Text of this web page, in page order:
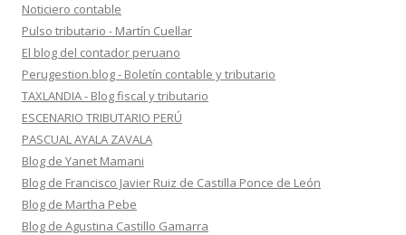
Noticiero contable
Pulso tributario - Martín Cuellar
El blog del contador peruano
Perugestion.blog - Boletín contable y tributario
TAXLANDIA - Blog fiscal y tributario
ESCENARIO TRIBUTARIO PERÚ
PASCUAL AYALA ZAVALA
Blog de Yanet Mamani
Blog de Francisco Javier Ruiz de Castilla Ponce de León
Blog de Martha Pebe
Blog de Agustina Castillo Gamarra